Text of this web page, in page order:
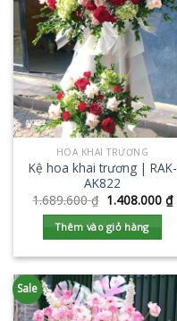
HOA KHAI TRƯƠNG
Kệ hoa khai trương | RAK-
AK822
1.689.600₫ 1.408.000 ₫
Thêm vào giỏ hàng
Sale